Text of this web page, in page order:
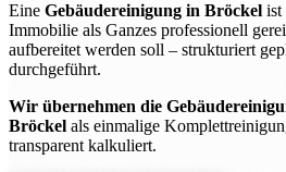
Eine Gebäudereinigung in Bröckel ist
Immobilie als Ganzes professionell
aufbereitet werden soll – strukturiert
durchgeführt.
Wir übernehmen die
Bröckel als einmalige
transparent kalkuliert.